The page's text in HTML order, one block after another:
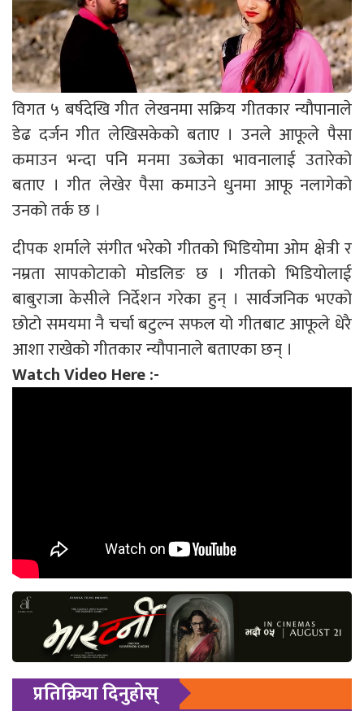
विगत ५ बर्षदेखि गीत लेखनमा सक्रिय गीतकार न्यौपानाले
डेढ दर्जन गीत लेखिसकेको बताए । उनले आफूले पैसा
कमाउन भन्दा पनि मनमा उब्जेका भावनालाई उतारेको
बताए । गीत लेखेर पैसा कमाउने धुनमा आफू नलागेको
उनको तर्क छ ।
दीपक शर्माले संगीत भरेको गीतको भिडियोमा ओम क्षेत्री र
नम्रता सापकोटाको मोडलिङ छ । गीतको भिडियोलाई
बाबुराजा केसीले निर्देशन गरेका हुन् । सार्वजनिक भएको
छोटो समयमा नै चर्चा बटुल्न सफल यो गीतबाट आफूले धेरै
आशा राखेको गीतकार न्यौपानाले बताएका छन् ।
Watch Video Here :-
प्रतिक्रिया दिनुहोस्